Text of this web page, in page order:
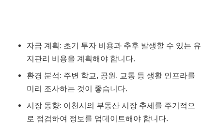
자금 계획: 초기 투자 비용과 추후 발생할 수 있는 유
지관리 비용을 계획해야 합니다.
환경 분석: 주변 학교, 공원, 교통 등 생활 인프라를
미리 조사하는 것이 좋습니다.
시장 동향: 이천시의 부동산 시장 추세를 주기적으
로 점검하여 정보를 업데이트해야 합니다.